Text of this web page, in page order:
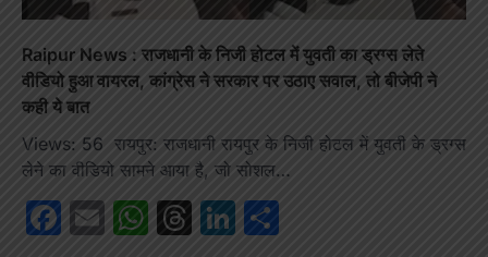
Raipur News : राजधानी के निजी होटल में युवती का ड्रग्स लेते
वीडियो हुआ वायरल, कांग्रेस ने सरकार पर उठाए सवाल, तो बीजेपी ने
कही ये बात
Views: 56 रायपुर: राजधानी रायपुर के निजी होटल में युवती के ड्रग्स
लेने का वीडियो सामने आया है, जो सोशल…
Facebook
EmailWhatsApp
Threads
LinkedIn